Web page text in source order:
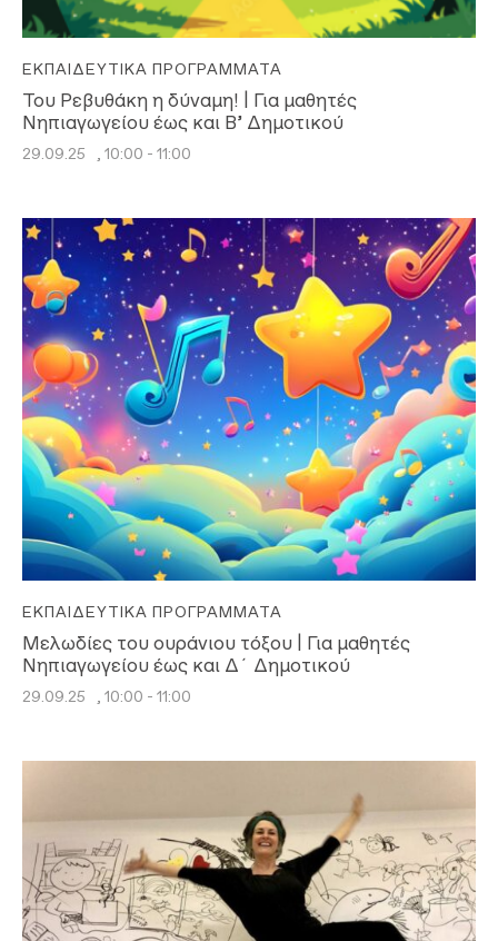
ΕΚΠΑΙΔΕΥΤΙΚΆ ΠΡΟΓΡΆΜΜΑΤΑ
Του Ρεβυθάκη η δύναμη! | Για μαθητές
Νηπιαγωγείου έως και Β’ Δημοτικού
29.09.25 , 10:00 - 11:00
ΕΚΠΑΙΔΕΥΤΙΚΆ ΠΡΟΓΡΆΜΜΑΤΑ
Μελωδίες του ουράνιου τόξου | Για μαθητές
Νηπιαγωγείου έως και Δ΄ Δημοτικού
29.09.25 , 10:00 - 11:00